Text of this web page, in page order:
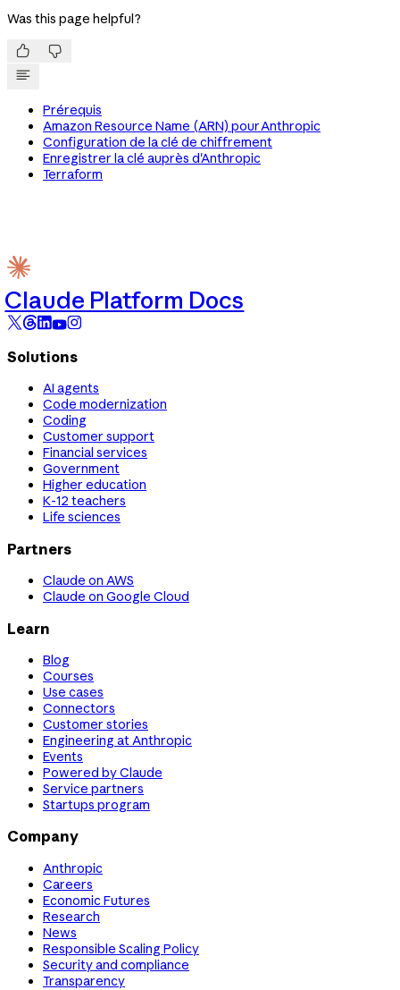
Was this page helpful?
 
Prérequis
Amazon Resource Name (ARN) pour Anthropic
Configuration de la clé de chiffrement
Enregistrer la clé auprès d'Anthropic
Terraform
Claude Platform Docs
Solutions
AI agents
Code modernization
Coding
Customer support
Financial services
Government
Higher education
K-12 teachers
Life sciences
Partners
Claude on AWS
Claude on Google Cloud
Learn
Blog
Courses
Use cases
Connectors
Customer stories
Engineering at Anthropic
Events
Powered by Claude
Service partners
Startups program
Company
Anthropic
Careers
Economic Futures
Research
News
Responsible Scaling Policy
Security and compliance
Transparency